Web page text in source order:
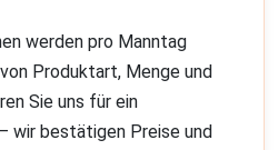
werden pro Manntag
Produktart, Menge und
Sie uns für ein
wir bestätigen Preise und